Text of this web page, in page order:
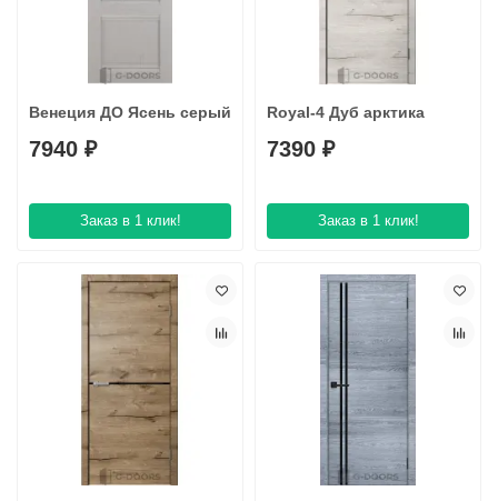
Венеция ДО Ясень серый
7940 ₽
Заказ в 1 клик!
Royal-4 Дуб арктика
7390 ₽
Заказ в 1 клик!